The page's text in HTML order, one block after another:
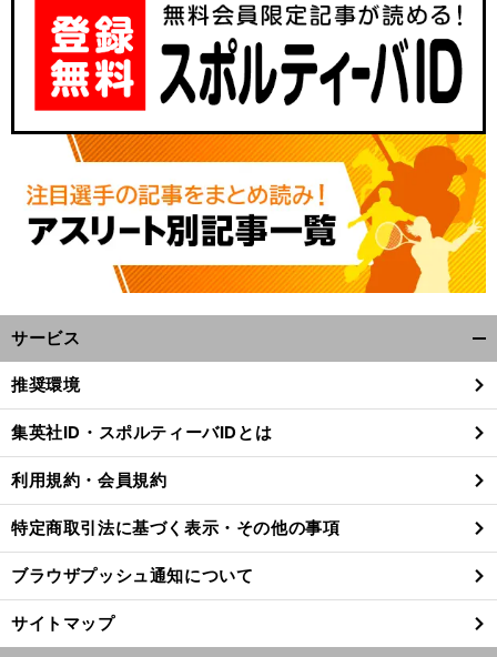
サービス
閉
る
推奨環境
集英社ID・スポルティーバIDとは
利用規約・会員規約
特定商取引法に基づく表示・その他の事項
ブラウザプッシュ通知について
サイトマップ